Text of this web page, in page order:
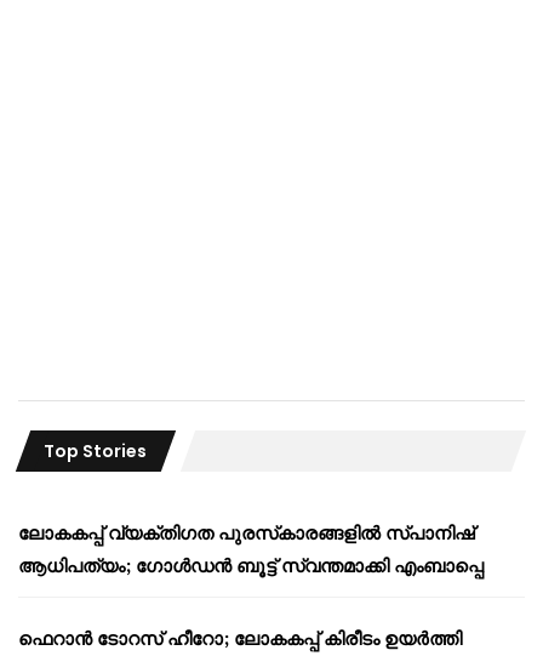
Top Stories
ലോകകപ്പ് വ്യക്തിഗത പുരസ്‌കാരങ്ങളിൽ സ്പാനിഷ്
ആധിപത്യം; ഗോൾഡൻ ബൂട്ട് സ്വന്തമാക്കി എംബാപ്പെ
ഫെറാൻ ടോറസ് ഹീറോ; ലോകകപ്പ് കിരീടം ഉയർത്തി